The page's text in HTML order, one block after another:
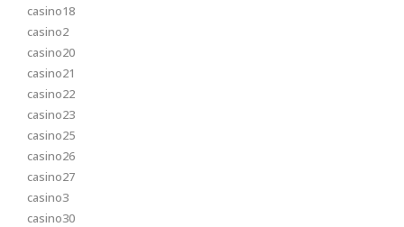
casino18
casino2
casino20
casino21
casino22
casino23
casino25
casino26
casino27
casino3
casino30